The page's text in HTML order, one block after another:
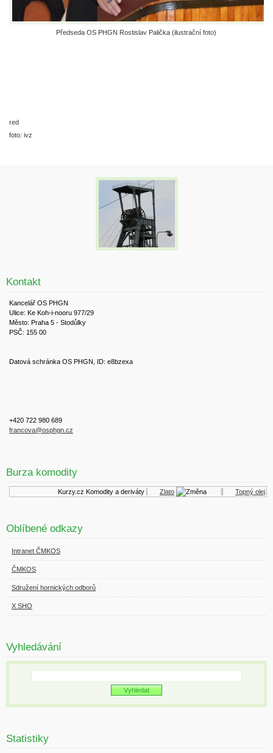
Předseda OS PHGN Rostislav Palička (ilustrační foto)
red
foto: ivz
Kontakt
Kancelář OS PHGN
Ulice: Ke Koh-i-nooru 977/29
Město: Praha 5 - Stodůlky
PSČ: 155 00
Datová schránka OS PHGN, ID: e8bzexa
+420 722 980 689
francova@osphgn.cz
Burza komodity
Kurzy.cz Komodity a deriváty Zlato Topný olej
Oblíbené odkazy
Intranet ČMKOS
ČMKOS
Sdružení hornických odborů
X SHO
Vyhledávání
Statistiky